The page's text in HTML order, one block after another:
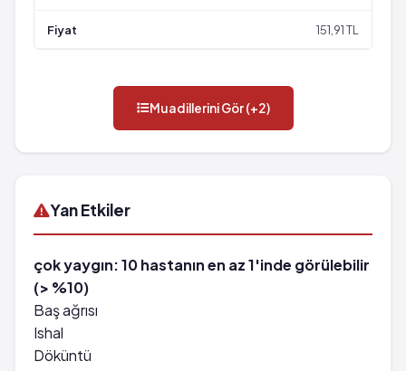
151,91 TL
Muadillerini Gör (+2)
Yan Etkiler
çok yaygın: 10 hastanın en az 1'inde görülebilir
(> %10)
Baş ağrısı
Ishal
Döküntü